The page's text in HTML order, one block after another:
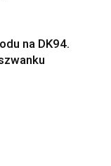
na DK94.